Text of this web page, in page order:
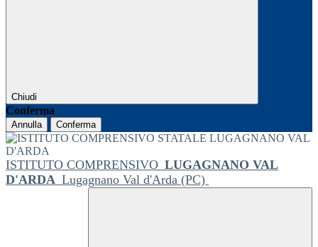
Chiudi
Conferma
Annulla Conferma
ISTITUTO COMPRENSIVO LUGAGNANO VAL
D'ARDA Lugagnano Val d'Arda (PC)